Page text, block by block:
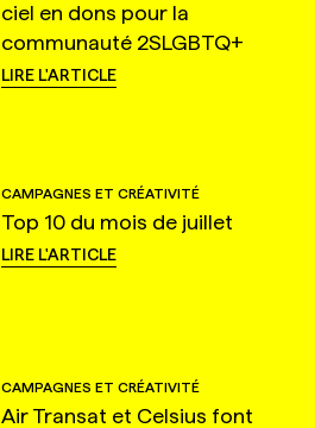
ciel en dons pour la
communauté 2SLGBTQ+
LIRE L'ARTICLE
CAMPAGNES ET CRÉATIVITÉ
Top 10 du mois de juillet
LIRE L'ARTICLE
CAMPAGNES ET CRÉATIVITÉ
Air Transat et Celsius font